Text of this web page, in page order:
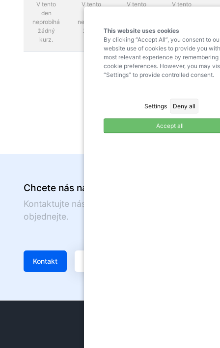
This website uses cookies
By clicking “Accept All”, you consent to
website use of cookies to provide you
most relevant experience by remembering
cookie preferences. However, you may
“Settings” to provide controlled consent.
Settings Deny all
Accept all
V tento
den
neprobíhá
žádný
kurz.
V tento
neprobíhá
žádný
V tento
žádný
kurz.
V tento
žádný
kurz.
Chcete nás navštívit?
Kontaktujte nás nebo se on-line
objednejte.
Kontakt